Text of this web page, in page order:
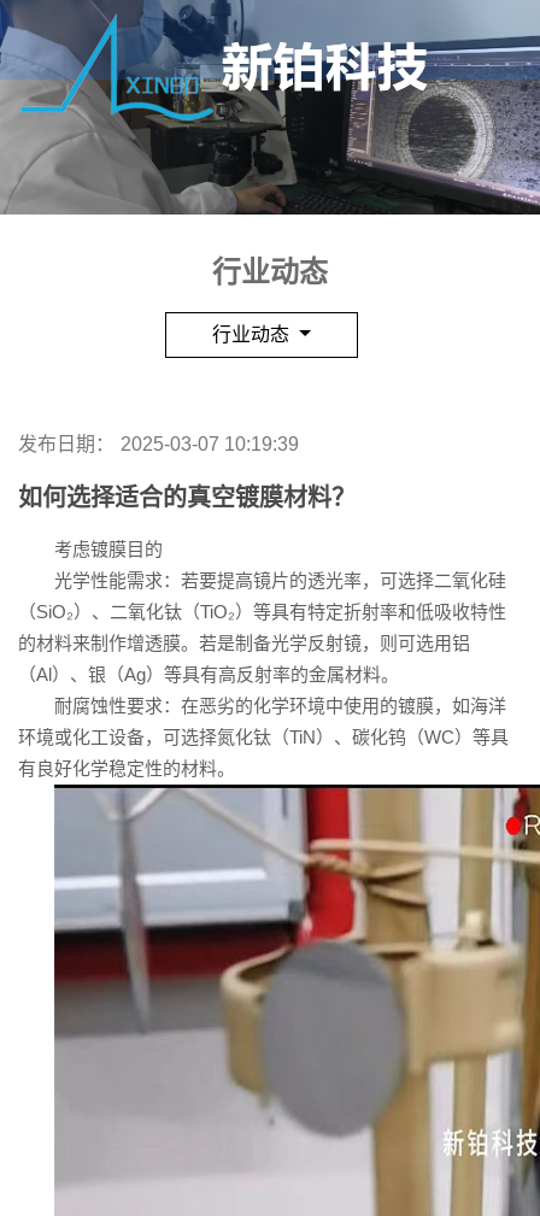
行业动态
行业动态
发布日期： 2025-03-07 10:19:39
如何选择适合的真空镀膜材料？
考虑镀膜目的
光学性能需求：若要提高镜片的透光率，可选择二氧化硅
（SiO₂）、二氧化钛（TiO₂）等具有特定折射率和低吸收特性
的材料来制作增透膜。若是制备光学反射镜，则可选用铝
（Al）、银（Ag）等具有高反射率的金属材料。
耐腐蚀性要求：在恶劣的化学环境中使用的镀膜，如海洋
环境或化工设备，可选择氮化钛（TiN）、碳化钨（WC）等具
有良好化学稳定性的材料。